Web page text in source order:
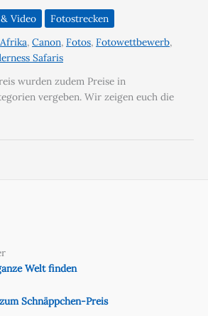
Video
Fotostrecken
Afrika, Canon, Fotos, Fotowettbewerb,
Safaris
wurden zudem Preise in
vergeben. Wir zeigen euch die
Welt finden
Schnäppchen-Preis